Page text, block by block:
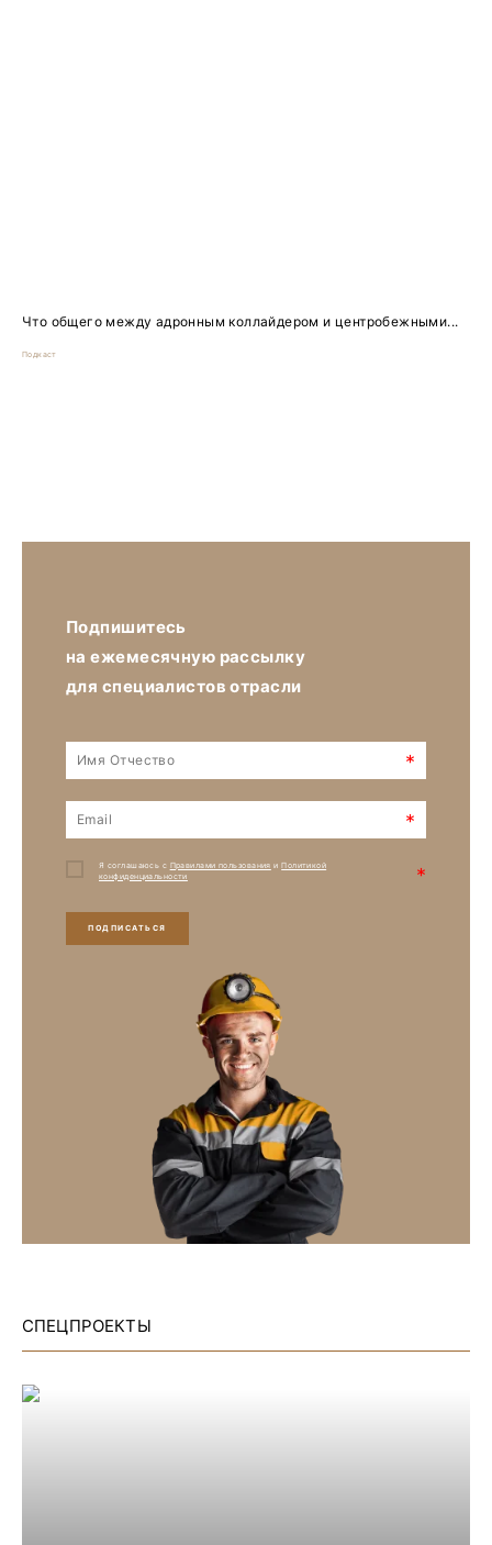
Что общего между адронным коллайдером и центробежными...
Подкаст
Подпишитесь
на ежемесячную рассылку
для специалистов отрасли
*
*
Я соглашаюсь с Правилами пользования иПолитикой
конфиденциальности
*
ПОДПИСАТЬСЯ
СПЕЦПРОЕКТЫ